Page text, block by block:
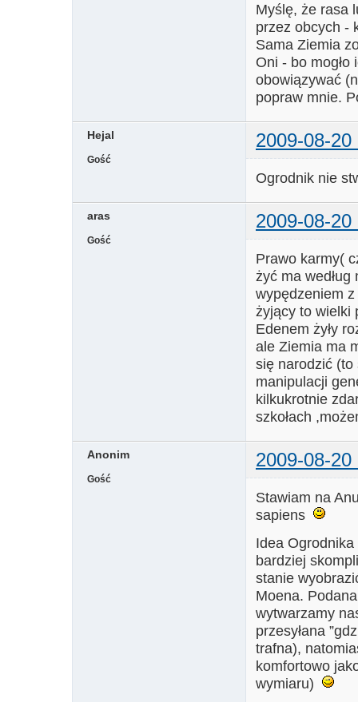
Myślę, że rasa
przez obcych -
Sama Ziemia
Oni - bo
obowiązywać
popraw mnie.
Hejal 2009-08-20
Gość
Ogrodnik nie
aras 2009-08-20
Gość
Prawo karmy(
żyć ma
wypędzeniem
żyjący to wielki
Edenem żyły
ale Ziemia ma
się narodzić
manipulacji
kilkukrotnie
szkołach
Anonim 2009-08-20
Gość
Stawiam na
sapiens
Idea
bardziej
stanie
Moena.
wytwarzamy
przesyłana
trafna),
komfortowo
wymiaru)